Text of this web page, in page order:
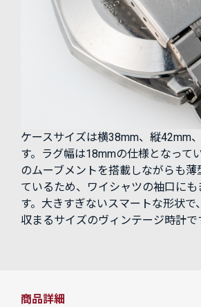
ケースサイズは横38mm、縦42mm
す。ラグ幅は18mmの仕様となって
のムーブメントを搭載しながらも
ているため、ワイシャツの袖口にも
す。大きすぎないスマートな形状で
収まるサイズのヴィンテージ時計で
商品詳細